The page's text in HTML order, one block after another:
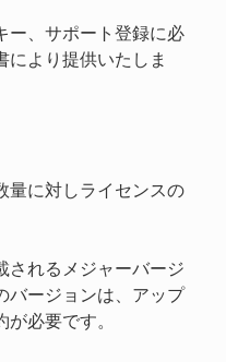
ー、サポート登録に必
により提供いたしま
量に対しライセンスの
されるメジャーバージ
バージョンは、アップ
必要です。